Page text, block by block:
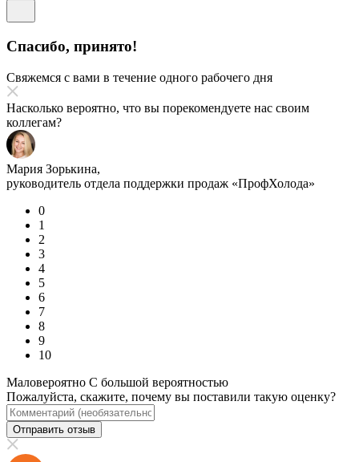
Спасибо, принято!
Свяжемся с вами в течение одного рабочего дня
Насколько вероятно, что вы порекомендуете нас своим
коллегам?
Мария Зорькина,
руководитель отдела поддержки продаж «ПрофХолода»
0
1
2
3
4
5
6
7
8
9
10
Маловероятно С большой вероятностью
Пожалуйста, скажите, почему вы поставили такую оценку?
Отправить отзыв